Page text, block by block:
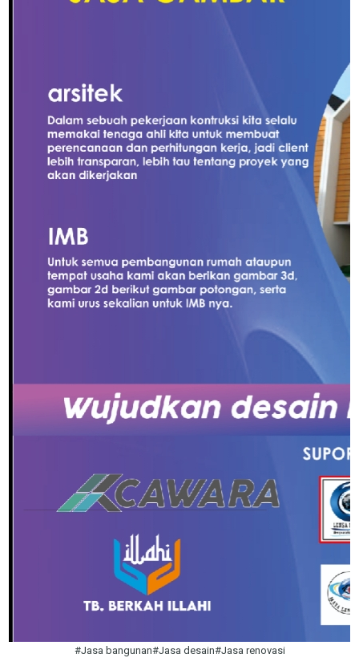
#Jasa bangunan#Jasa desain#Jasa renovasi